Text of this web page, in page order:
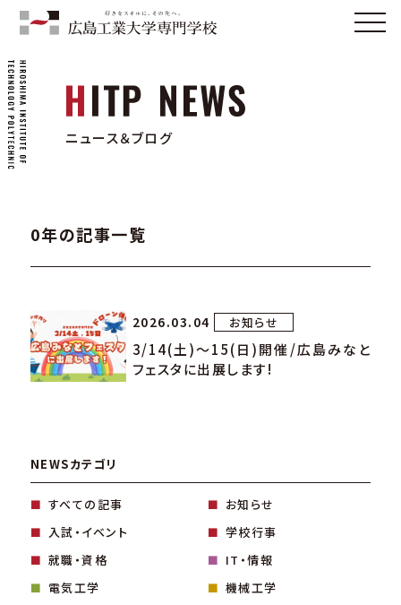
ニュース＆ブログ
0年の記事一覧
2026.03.04 お知らせ
3/14(土)～15(日)開催/広島みなと
フェスタに出展します!
NEWSカテゴリ
すべての記事
お知らせ
入試・イベント
学校行事
就職・資格
IT・情報
電気工学
機械工学